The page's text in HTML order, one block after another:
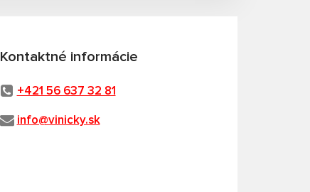
Kontaktné informácie
+421 56 637 32 81
info@vinicky.sk